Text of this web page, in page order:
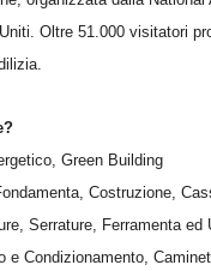
Oltre 51.000 visitatori
Green Building
Costruzione,
Serrature, Ferramenta ed
e Condizionamento,